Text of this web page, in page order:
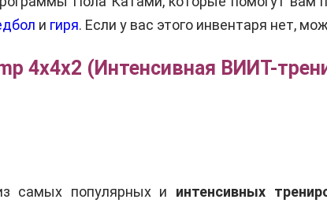
и гиря. Если у вас этого инвентаря нет,
4x4x2 (Интенсивная ВИИТ-
самых популярных и интенсивных